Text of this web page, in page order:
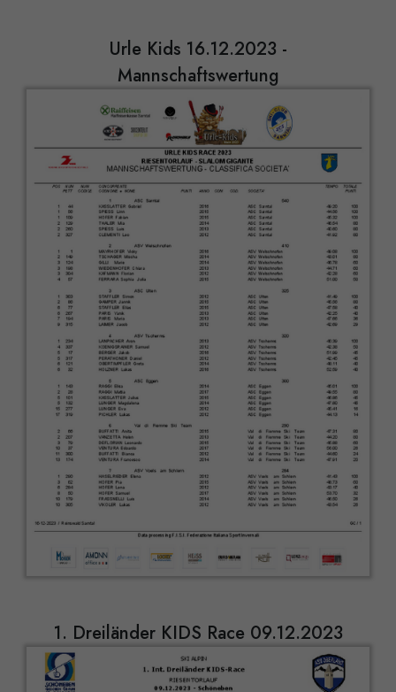
Urle Kids 16.12.2023 -
Mannschaftswertung
1. Dreiländer KIDS Race 09.12.2023